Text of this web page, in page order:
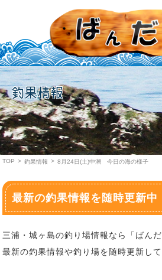
釣果情報
TOP > 釣果情報 > 8月24日(土)中潮 今日の海の様子
最新の釣果情報を随時更新中
三浦・城ヶ島の釣り場情報なら「ばん
最新の釣果情報や釣り場を随時更新して